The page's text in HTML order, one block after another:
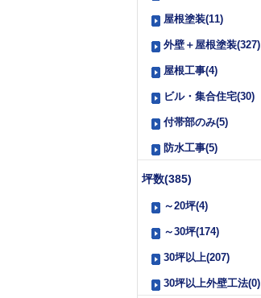
屋根塗装(11)
外壁＋屋根塗装(327)
屋根工事(4)
ビル・集合住宅(30)
付帯部のみ(5)
防水工事(5)
坪数(385)
～20坪(4)
～30坪(174)
30坪以上(207)
30坪以上外壁工法(0)